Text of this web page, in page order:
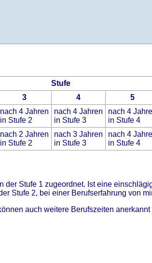
Stufe
3 4 5
nach 4 Jahren
in Stufe 2
nach 4 Jahren
in Stufe 3
nach 4
in Stufe 4
nach 2 Jahren
in Stufe 2
nach 3 Jahren
in Stufe 3
nach 4
in Stufe 4
der Stufe 1 zugeordnet. Ist eine
Stufe 2, bei einer Berufserfahrung von
auch weitere Berufszeiten anerkannt